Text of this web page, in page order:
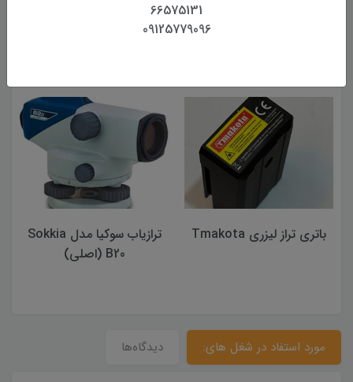
باتری تراز لیزری Tmakota
ترازیاب سوکیا مدل Sokkia
B20 (اصلی)
مورد استفاد در شغل های: دیدگاه‌ها
66575131
09125779096